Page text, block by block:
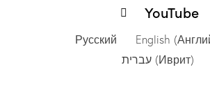
YouTube
Русский English (
עברית (Иврит)